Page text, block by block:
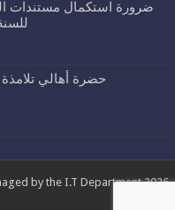
ضرورة استكمال مستندات
للسنة
حضرة أهالي
by the I.T Department 2026